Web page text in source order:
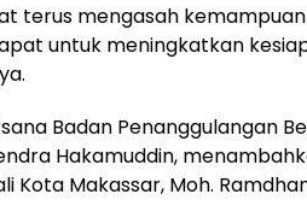
terus mengasah
untuk meningkatkan
Badan Penanggulangan
Hakamuddin,
Kota Makassar, Moh.